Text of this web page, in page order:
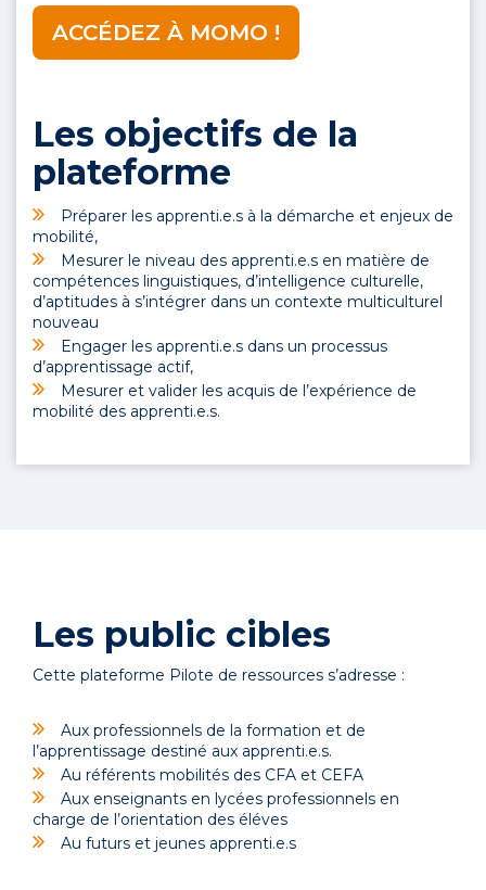
ACCÉDEZ À MOMO !
Les objectifs de la
plateforme
Préparer les apprenti.e.s à la démarche et enjeux de
mobilité,
Mesurer le niveau des apprenti.e.s en matière de
compétences linguistiques, d’intelligence culturelle,
d’aptitudes à s’intégrer dans un contexte multiculturel
nouveau
Engager les apprenti.e.s dans un processus
d’apprentissage actif,
Mesurer et valider les acquis de l’expérience de
mobilité des apprenti.e.s.
Les public cibles
Cette plateforme Pilote de ressources s’adresse :
Aux professionnels de la formation et de
l’apprentissage destiné aux apprenti.e.s.
Au référents mobilités des CFA et CEFA
Aux enseignants en lycées professionnels en
charge de l’orientation des éléves
Au futurs et jeunes apprenti.e.s